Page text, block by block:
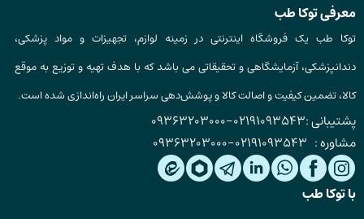
معرفی توکا طب
توکا طب یک فروشگاه اینترنتی در زمینه لوازم، تجهیزات و مواد پزشکی،
دندانپزشکی، آزمایشگاهی و تحقیقاتی می باشد که با هدف تهیه و توزیع به موقع
کالا، تضمین کیفیت و اصالت کالا و پوشش‌دهی سراسر ایران راه‌اندازی شده است.
پشتیبانی :02191093543
-
09363203000
مشاوره : 02191093543
-
09363203000
با توکا طب